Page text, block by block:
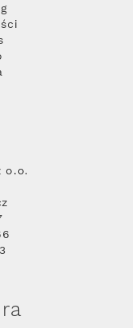
o.o.